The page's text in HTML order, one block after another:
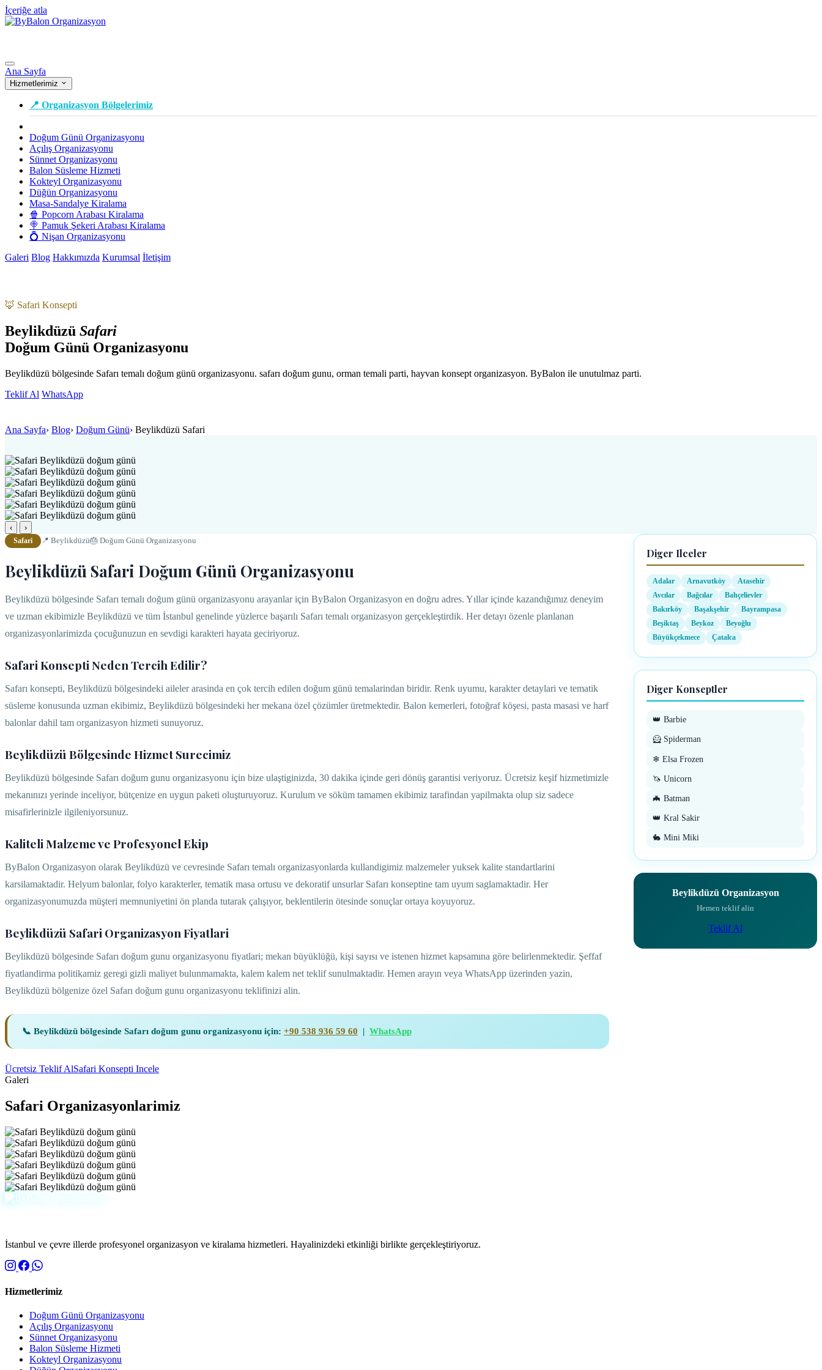
İçeriğe atla
Ana Sayfa
Hizmetlerimiz
📍 Organizasyon Bölgelerimiz
Doğum Günü Organizasyonu
Açılış Organizasyonu
Sünnet Organizasyonu
Balon Süsleme Hizmeti
Kokteyl Organizasyonu
Düğün Organizasyonu
Masa-Sandalye Kiralama
🍿 Popcorn Arabası Kiralama
🍭 Pamuk Şekeri Arabası Kiralama
💍 Nişan Organizasyonu
Galeri Blog Hakkımızda Kurumsal İletişim
🦊 Safari Konsepti
Beylikdüzü Safari
Doğum Günü Organizasyonu
Beylikdüzü bölgesinde Safarı temalı doğum günü organizasyonu. safarı doğum gunu, orman temali parti, hayvan konsept organizasyon. ByBalon ile unutulmaz parti.
Teklif Al WhatsApp
Ana Sayfa› Blog› Doğum Günü› Beylikdüzü Safari
‹ ›
Safari 📍 Beylikdüzü🎂 Doğum Günü Organizasyonu
Beylikdüzü Safari Doğum Günü Organizasyonu
Beylikdüzü bölgesinde Safarı temalı doğum günü organizasyonu arayanlar için ByBalon Organizasyon en doğru adres. Yıllar içinde kazandığımız deneyim
ve uzman ekibimizle Beylikdüzü ve tüm İstanbul genelinde yüzlerce başarılı Safarı temalı organizasyon gerçekleştirdik. Her detayı özenle planlanan
organizasyonlarimizda çocuğunuzun en sevdigi karakteri hayata geciriyoruz.
Safari Konsepti Neden Tercih Edilir?
Safarı konsepti, Beylikdüzü bölgesindeki aileler arasinda en çok tercih edilen doğum günü temalarindan biridir. Renk uyumu, karakter detaylari ve tematik
süsleme konusunda uzman ekibimiz, Beylikdüzü bölgesindeki her mekana özel çözümler üretmektedir. Balon kemerleri, fotoğraf köşesi, pasta masasi ve harf
balonlar dahil tam organizasyon hizmeti sunuyoruz.
Beylikdüzü Bölgesinde Hizmet Surecimiz
Beylikdüzü bölgesinde Safarı doğum gunu organizasyonu için bize ulaştiginizda, 30 dakika içinde geri dönüş garantisi veriyoruz. Ücretsiz keşif hizmetimizle
mekanınızı yerinde inceliyor, bütçenize en uygun paketi oluşturuyoruz. Kurulum ve söküm tamamen ekibimiz tarafindan yapilmakta olup siz sadece
misafirlerinizle ilgileniyorsunuz.
Kaliteli Malzeme ve Profesyonel Ekip
ByBalon Organizasyon olarak Beylikdüzü ve cevresinde Safarı temalı organizasyonlarda kullandigimiz malzemeler yuksek kalite standartlarini
karsilamaktadir. Helyum balonlar, folyo karakterler, tematik masa ortusu ve dekoratif unsurlar Safarı konseptine tam uyum saglamaktadir. Her
organizasyonumuzda müşteri memnuniyetini ön planda tutarak çalışıyor, beklentilerin ötesinde sonuçlar ortaya koyuyoruz.
Beylikdüzü Safari Organizasyon Fiyatlari
Beylikdüzü bölgesinde Safarı doğum gunu organizasyonu fiyatlari; mekan büyüklüğü, kişi sayısı ve istenen hizmet kapsamına göre belirlenmektedir. Şeffaf
fiyatlandirma politikamiz geregi gizli maliyet bulunmamakta, kalem kalem net teklif sunulmaktadir. Hemen arayın veya WhatsApp üzerinden yazin,
Beylikdüzü bölgenize özel Safarı doğum gunu organizasyonu teklifinizi alin.
📞 Beylikdüzü bölgesinde Safarı doğum gunu organizasyonu için: +90 538 936 59 60 | WhatsApp
Ücretsiz Teklif AlSafari Konsepti Incele
Diger Ilceler
Adalar Arnavutköy
Atasehir
Avcılar
Bağcılar
Bahçelievler
Bakırköy
Başakşehir
Bayrampasa
Beşiktaş
Beykoz
Beyoğlu
Büyükçekmece
Çatalca
Diger Konseptler
👑 Barbie
🦸 Spiderman
❄ Elsa Frozen
🦄 Unicorn
🦇 Batman
👑 Kral Sakir
🐇 Mini Miki
Beylikdüzü Organizasyon
Hemen teklif alin
Teklif Al
Galeri
Safari Organizasyonlarimiz
İstanbul ve çevre illerde profesyonel organizasyon ve kiralama hizmetleri. Hayalinizdeki etkinliği birlikte gerçekleştiriyoruz.
Hizmetlerimiz
Doğum Günü Organizasyonu
Açılış Organizasyonu
Sünnet Organizasyonu
Balon Süsleme Hizmeti
Kokteyl Organizasyonu